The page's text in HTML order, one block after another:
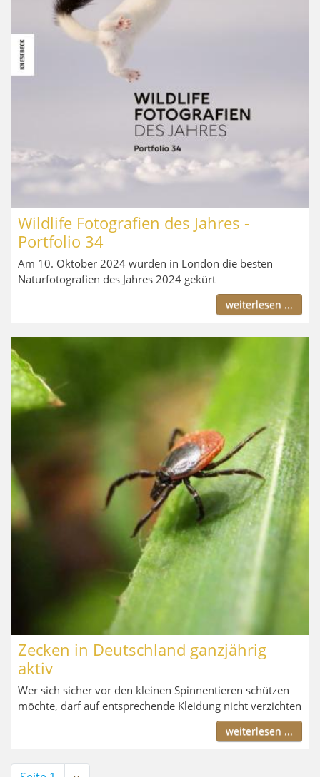
Wildlife Fotografien des Jahres -
Portfolio 34
Am 10. Oktober 2024 wurden in London die besten
Naturfotografien des Jahres 2024 gekürt
weiterlesen ...
Zecken in Deutschland ganzjährig
aktiv
Wer sich sicher vor den kleinen Spinnentieren schützen
möchte, darf auf entsprechende Kleidung nicht verzichten
weiterlesen ...